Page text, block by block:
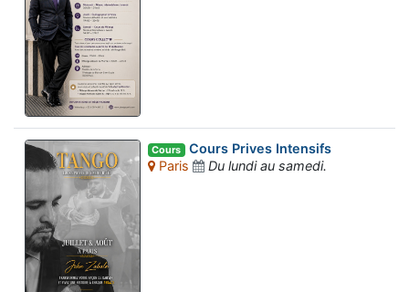
Cours Cours Prives Intensifs
Paris
Du lundi au samedi.